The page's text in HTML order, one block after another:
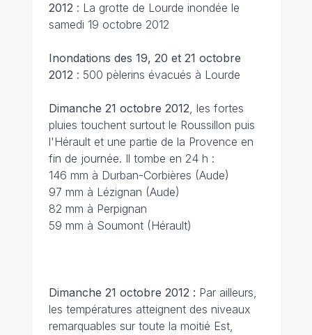
2012 : La grotte de Lourde inondée le
samedi 19 octobre 2012
Inondations des 19, 20 et 21 octobre
2012 : 500 pèlerins évacués à Lourde
Dimanche 21 octobre 2012, les fortes
pluies touchent surtout le Roussillon puis
l'Hérault et une partie de la Provence en
fin de journée. Il tombe en 24 h :
146 mm à Durban-Corbières (Aude)
97 mm à Lézignan (Aude)
82 mm à Perpignan
59 mm à Soumont (Hérault)
Dimanche 21 octobre 2012 : Par ailleurs,
les températures atteignent des niveaux
remarquables sur toute la moitié Est,